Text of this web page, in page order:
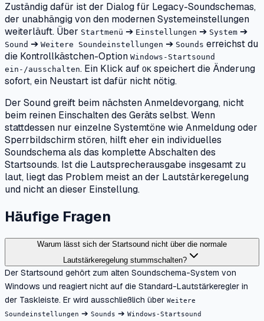
Zuständig dafür ist der Dialog für Legacy-Soundschemas,
der unabhängig von den modernen Systemeinstellungen
weiterläuft. Über Startmenü ➔ Einstellungen ➔ System ➔
Sound ➔ Weitere Soundeinstellungen ➔ Sounds erreichst du
die Kontrollkästchen-Option Windows-Startsound
ein-/ausschalten. Ein Klick auf OK speichert die Änderung
sofort, ein Neustart ist dafür nicht nötig.
Der Sound greift beim nächsten Anmeldevorgang, nicht
beim reinen Einschalten des Geräts selbst. Wenn
stattdessen nur einzelne Systemtöne wie Anmeldung oder
Sperrbildschirm stören, hilft eher ein individuelles
Soundschema als das komplette Abschalten des
Startsounds. Ist die Lautsprecherausgabe insgesamt zu
laut, liegt das Problem meist an der Lautstärkeregelung
und nicht an dieser Einstellung.
Häufige Fragen
Warum lässt sich der Startsound nicht über die normale
Lautstärkeregelung stummschalten?
Der Startsound gehört zum alten Soundschema-System von
Windows und reagiert nicht auf die Standard-Lautstärkeregler in
der Taskleiste. Er wird ausschließlich über Weitere
Soundeinstellungen ➔ Sounds ➔ Windows-Startsound